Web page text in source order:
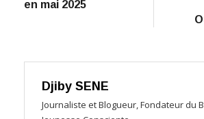
en mai 2025
Djiby SENE
Journaliste et Blogueur, Fondateur du